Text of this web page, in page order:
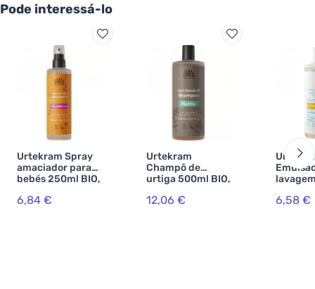
Pode interessá-lo
Urtekram Spray
amaciador para
bebés 250ml BIO,
6,84 €
Urtekram
Champô de
urtiga 500ml BIO,
12,06 €
250ml
6,58 €